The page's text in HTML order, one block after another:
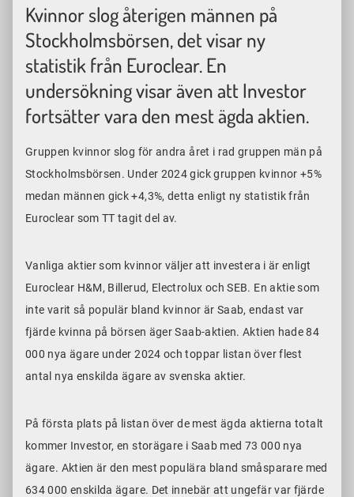
Kvinnor slog återigen männen på
Stockholmsbörsen, det visar ny
statistik från Euroclear. En
undersökning visar även att Investor
fortsätter vara den mest ägda aktien.
Gruppen kvinnor slog för andra året i rad gruppen män på
Stockholmsbörsen. Under 2024 gick gruppen kvinnor +5%
medan männen gick +4,3%, detta enligt ny statistik från
Euroclear som TT tagit del av.
Vanliga aktier som kvinnor väljer att investera i är enligt
Euroclear H&M, Billerud, Electrolux och SEB. En aktie som
inte varit så populär bland kvinnor är Saab, endast var
fjärde kvinna på börsen äger Saab-aktien. Aktien hade 84
000 nya ägare under 2024 och toppar listan över flest
antal nya enskilda ägare av svenska aktier.
På första plats på listan över de mest ägda aktierna totalt
kommer Investor, en storägare i Saab med 73 000 nya
ägare. Aktien är den mest populära bland småsparare med
634 000 enskilda ägare. Det innebär att ungefär var fjärde